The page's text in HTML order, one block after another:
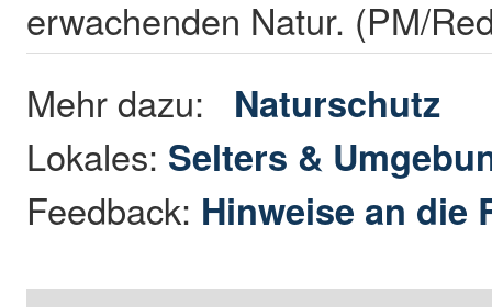
erwachenden Natur. (PM/
Mehr dazu: Naturschutz
Lokales: Selters &
Feedback: Hinweise an die